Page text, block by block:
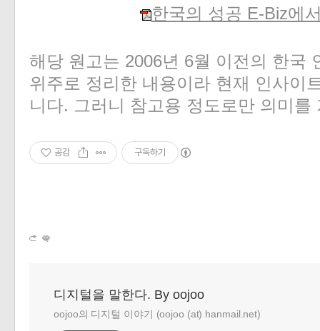
한국의 성공 E-Biz에
해당 원고는 2006년 6월 이전의 한국
위주로 정리한 내용이라 현재 인사이
니다. 그러니 참고용 정도로만 의미를
공감 구독하기
디지털을 말한다. By oojoo
oojoo의 디지털 이야기 (oojoo (at) hanmail.net)
« »